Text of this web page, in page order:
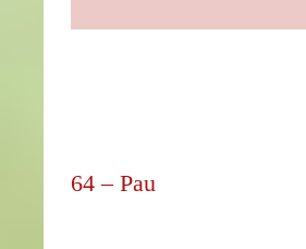
64 – Pau